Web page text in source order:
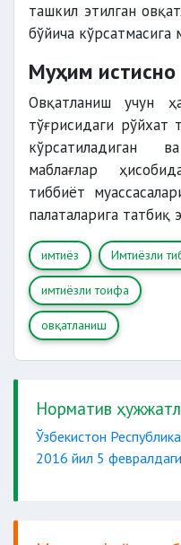
ташкил этилган
бўйича
Муҳим истисно
Овқатланиш учун
тўғрисидаги рўйхат
кўрсатиладиган
маблағлар
тиббиёт
палаталарига татбиқ
имтиёз Имтиёзли
имтиёзли тоифа
овқатланиш
Норматив
Ўзбекистон
2016 йил 5